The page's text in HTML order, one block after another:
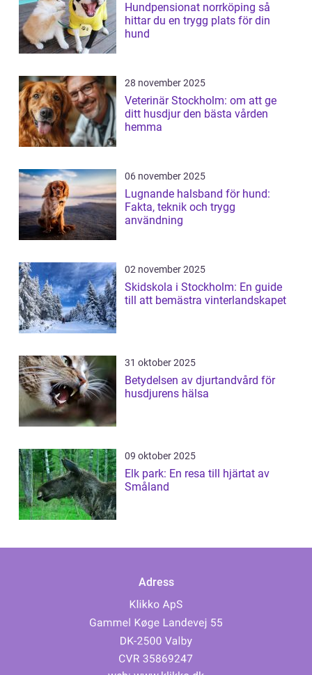
Hundpensionat norrköping så
hittar du en trygg plats för din
hund
28 november 2025
Veterinär Stockholm: om att ge
ditt husdjur den bästa vården
hemma
06 november 2025
Lugnande halsband för hund:
Fakta, teknik och trygg
användning
02 november 2025
Skidskola i Stockholm: En guide
till att bemästra vinterlandskapet
31 oktober 2025
Betydelsen av djurtandvård för
husdjurens hälsa
09 oktober 2025
Elk park: En resa till hjärtat av
Småland
Adress